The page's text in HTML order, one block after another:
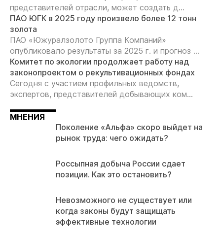
представителей отрасли, может создать д...
ПАО ЮГК в 2025 году произвело более 12 тонн
золота
ПАО «Южуралзолото Группа Компаний»
опубликовало результаты за 2025 г. и прогноз ...
Комитет по экологии продолжает работу над
законопроектом о рекультивационных фондах
Сегодня с участием профильных ведомств,
экспертов, представителей добывающих ком...
МНЕНИЯ
Поколение «Альфа» скоро выйдет на
рынок труда: чего ожидать?
Россыпная добыча России сдает
позиции. Как это остановить?
Невозможного не существует или
когда законы будут защищать
эффективные технологии